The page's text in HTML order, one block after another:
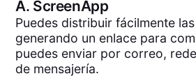
A. ScreenApp
Puedes distribuir fácilmente
generando un enlace para
puedes enviar por correo,
de mensajería.